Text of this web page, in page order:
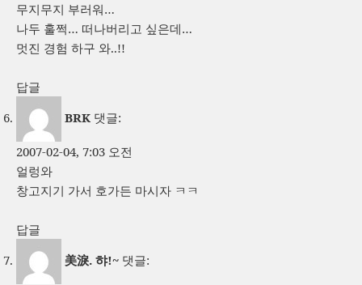
무지무지 부러워…
나두 훌쩍… 떠나버리고 싶은데…
멋진 경험 하구 와..!!
답글
BRK 댓글:
2007-02-04, 7:03 오전
얼렁와
창고지기 가서 호가든 마시자 ㅋㅋ
답글
美淚. 햐!~ 댓글: